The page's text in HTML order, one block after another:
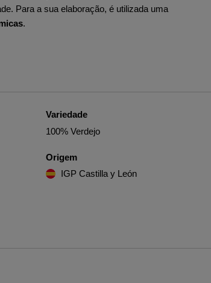
Para a sua elaboração, é utilizada uma
.
Variedade
100% Verdejo
Origem
IGP Castilla y León